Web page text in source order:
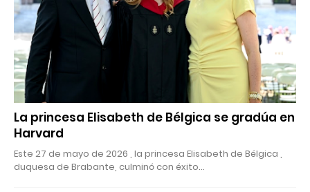
La princesa Elisabeth de Bélgica se gradúa en
Harvard
Este 27 de mayo de 2026 , la princesa Elisabeth de Bélgica ,
duquesa de Brabante, culminó con éxito…